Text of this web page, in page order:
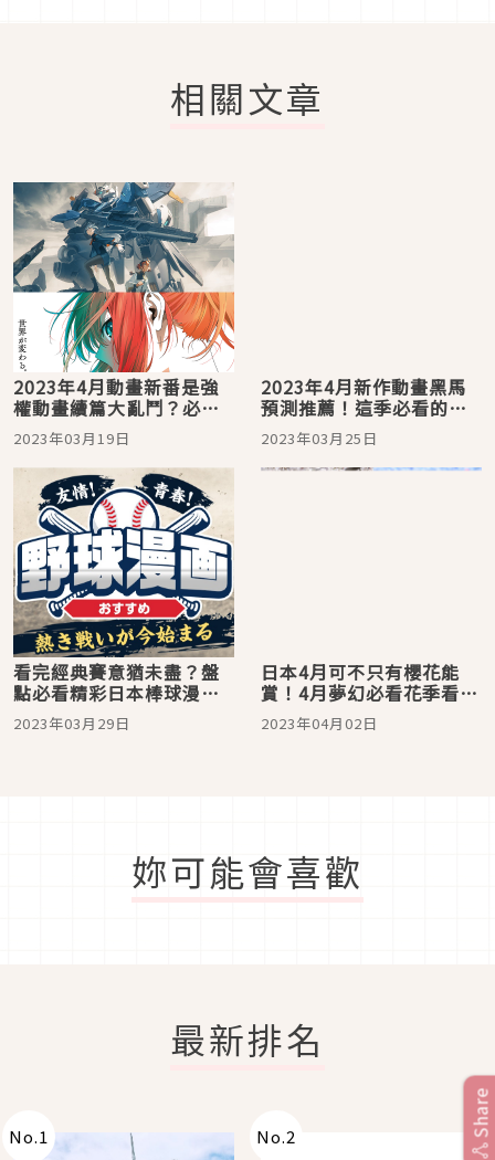
相關文章
2023年4月動畫新番是強
權動畫續篇大亂鬥？必看
人氣續篇動畫介紹
2023年03月19日
2023年4月新作動畫黑馬
預測推薦！這季必看的動
畫搶先認識
2023年03月25日
看完經典賽意猶未盡？盤
點必看精彩日本棒球漫畫
點燃你的熱血
2023年03月29日
日本4月可不只有櫻花能
賞！4月夢幻必看花季看點
介紹
2023年04月02日
妳可能會喜歡
最新排名
No.1 No.2 Share